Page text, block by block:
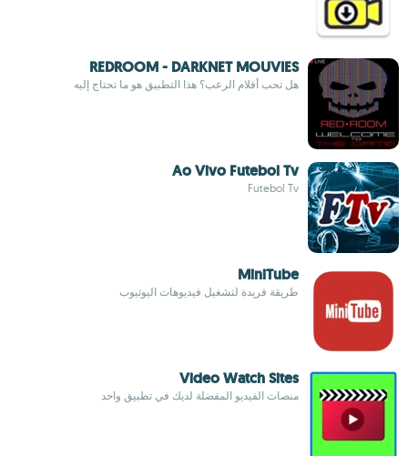
REDROOM - DARKNET MOUVIES
هل تحب أفلام الرعب؟ هذا التطبيق هو ما تحتاج إليه
Ao Vivo Futebol Tv
Futebol Tv
MiniTube
طريقة فريدة لتشغيل فيديوهات اليوتيوب
Video Watch Sites
منصات الفيديو المفضلة لديك في تطبيق واحد